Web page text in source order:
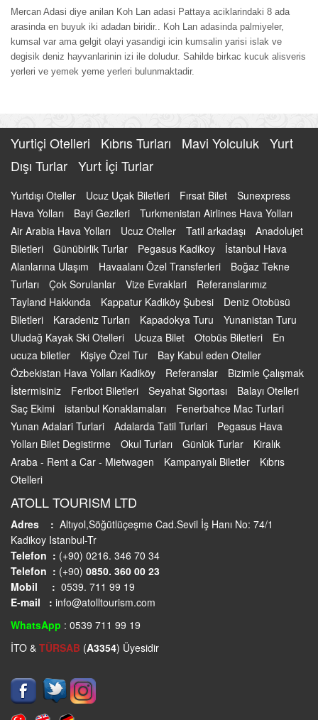
Mercan Adasi diye anilan Koh Lan adasi Pattaya aciklarindaki 8 ada
arasinda en buyuk iki adadan biridir.. Koh Lan adasinda palmiyeler,
kumsal var ama gelgit olayi yasandigi icin kumsalin yarisi islak ve
degisik deniz hayvanlarinin izi ile doludur. Sahilde birkac kucuk alisveris
yerleri ve yemek yeme yerleri bulunmaktadir.
Yurtiçi Otelleri Kıbrıs Turları Mavi Yolculuk Yurt
Dışı Turlar Yurt İçi Turlar
Yurtdışı Oteller Ucuz Uçak Biletleri Fırsat Bilet
Sunexpress
Hava Yolları
Bayi Gezileri
Turkmenistan Airlines Hava Yolları
Air Arabia Hava Yolları
Ucuz Oteller Tatil arkadaşı
Anadolujet
Biletleri
Günübirlik Turlar Pegasus Kadikoy
İstanbul Hava
Alanlarına Ulaşım
Havaalanı Özel Transferleri
Boğaz Tekne
Turları
Çok Sorulanlar Vize Evraklari
Referanslarımız
Tayland Hakkında
Kappatur Kadiköy Şubesi
Deniz Otobüsü
Biletleri
Karadeniz Turları Kapadokya Turu
Yunanistan Turu
Uludağ Kayak Ski Otelleri
Ucuza Bilet Otobüs Biletleri
En
ucuza biletler
Kişiye Özel Tur
Bay Kabul eden Oteller
Özbekistan Hava Yolları Kadiköy
Referanslar
Bizimle Çalışmak
İstermisiniz
Feribot Biletleri Seyahat Sigortası
Balayı Otelleri
Saç Ekimi
istanbul Konaklamaları
Fenerbahce Mac Turlari
Yunan Adalari Turlari
Adalarda Tatil Turlari
Pegasus Hava
Yolları Bilet Degistirme
Okul Turları Günlük Turlar
Kiralık
Araba - Rent a Car - Mietwagen
Kampanyalı Biletler
Kıbrıs
Otelleri
ATOLL TOURISM LTD
Adres : Altıyol,Söğütlüçeşme Cad.Sevil İş Hanı No: 74/1
Kadikoy Istanbul-Tr
Telefon : (+90) 0216. 346 70 34
Telefon : (+90) 0850. 360 00 23
Mobil : 0539. 711 99 19
E-mail : info@atolltourism.com
WhatsApp : 0539 711 99 19
İTO & TÜRSAB (A3354) Üyesidir